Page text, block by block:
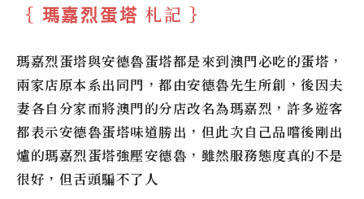
瑪嘉烈蛋塔 札記
瑪嘉烈蛋塔與安德魯蛋塔都是來到澳門必吃的蛋塔，
兩家店原本系出同門，都由安德魯先生所創，後因夫
妻各自分家而將澳門的分店改名為瑪嘉烈 ，許多遊客
都表示安德魯蛋塔味道勝出，但此次自己品嚐後剛出
爐的瑪嘉烈蛋塔強壓安德魯 ，雖然服務態度真的不是
很好，但舌頭騙不了人